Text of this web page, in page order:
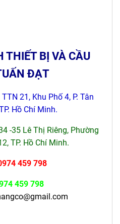
THIẾT BỊ VÀ CẦU
ĐẠT
21, Khu Phố 4, P. Tân
Hồ Chí Minh.
-35 Lê Thị Riêng, Phường
TP. Hồ Chí Minh.
459 798
459 798